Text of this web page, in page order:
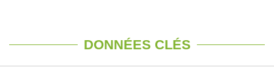
DONNÉES CLÉS